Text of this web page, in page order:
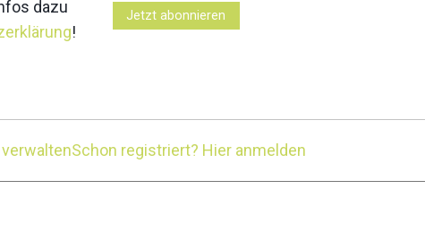
– und er muss vor allem
an. So kann man sie beim Aufstieg verkürzen und bei
wieder auszufahren. Das funktioniert je nach Modell per
dazu
!
Jetzt abonnieren
Schon registriert? Hier anmelden